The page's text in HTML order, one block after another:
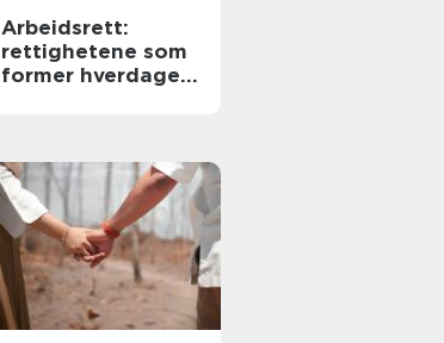
Arbeidsrett:
rettighetene som
former hverdagen